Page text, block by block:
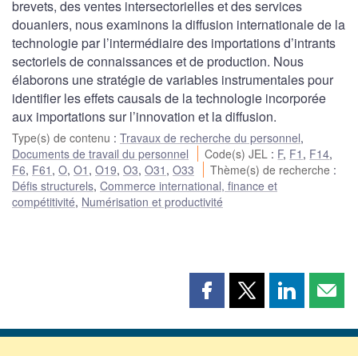
brevets, des ventes intersectorielles et des services
douaniers, nous examinons la diffusion internationale de la
technologie par l’intermédiaire des importations d’intrants
sectoriels de connaissances et de production. Nous
élaborons une stratégie de variables instrumentales pour
identifier les effets causals de la technologie incorporée
aux importations sur l’innovation et la diffusion.
Type(s) de contenu : Travaux de recherche du personnel,
Documents de travail du personnel
Code(s) JEL : F, F1 , F14,
F6, F61 , O, O1 , O19, O3, O31 , O33 Thème(s) de recherche :
Défis structurels, Commerce international, finance et
compétitivité, Numérisation et productivité
Partager
page
Partager
page
Partager
page page